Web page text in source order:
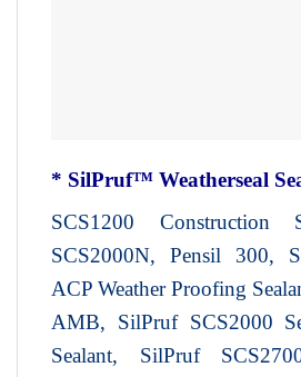
* SilPruf™ Weatherseal
SCS1200 Construction
SCS2000N, Pensil 300,
ACP Weather Proofing
AMB, SilPruf SCS2000
Sealant, SilPruf